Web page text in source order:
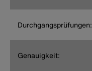
Durchgangsprüfungen:
Genauigkeit: